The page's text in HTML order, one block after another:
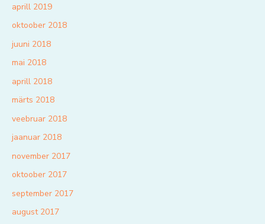
aprill 2019
oktoober 2018
juuni 2018
mai 2018
aprill 2018
märts 2018
veebruar 2018
jaanuar 2018
november 2017
oktoober 2017
september 2017
august 2017